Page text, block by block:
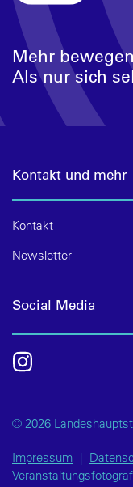
Mehr
Als nur sich
Kontakt und mehr
Kontakt
Newsletter
Social Media
© 2026
Impressum |